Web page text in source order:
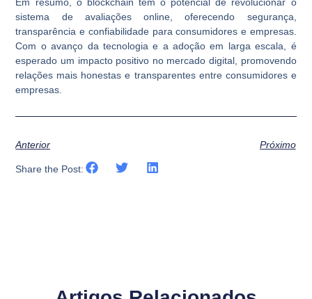
Em resumo, o blockchain tem o potencial de revolucionar o
sistema de avaliações online, oferecendo segurança,
transparência e confiabilidade para consumidores e empresas.
Com o avanço da tecnologia e a adoção em larga escala, é
esperado um impacto positivo no mercado digital, promovendo
relações mais honestas e transparentes entre consumidores e
empresas.
Anterior Próximo
Share the Post: